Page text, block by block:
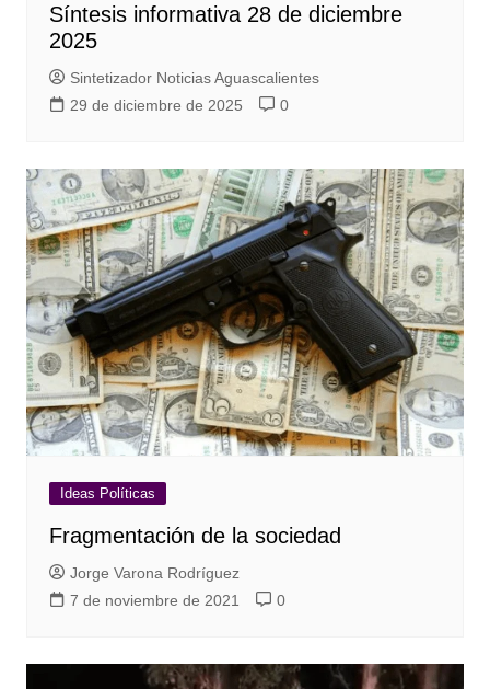
Síntesis informativa 28 de diciembre
2025
Sintetizador Noticias Aguascalientes
29 de diciembre de 2025
0
Ideas Políticas
Fragmentación de la sociedad
Jorge Varona Rodríguez
7 de noviembre de 2021
0